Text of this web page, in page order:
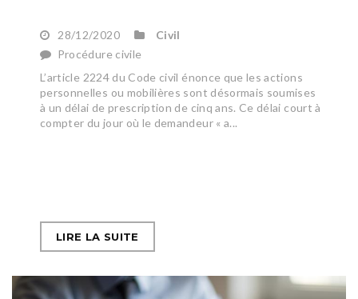
28/12/2020
Civil
Procédure civile
L’article 2224 du Code civil énonce que les actions
personnelles ou mobilières sont désormais soumises
à un délai de prescription de cinq ans. Ce délai court à
compter du jour où le demandeur « a...
LIRE LA SUITE